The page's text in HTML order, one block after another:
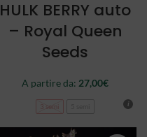
HULK BERRY auto
– Royal Queen
Seeds
A partire da: 27,00€
3 semi